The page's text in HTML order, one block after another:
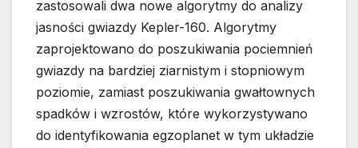
zastosowali dwa nowe algorytmy do analizy
jasności gwiazdy Kepler-160. Algorytmy
zaprojektowano do poszukiwania pociemnień
gwiazdy na bardziej ziarnistym i stopniowym
poziomie, zamiast poszukiwania gwałtownych
spadków i wzrostów, które wykorzystywano
do identyfikowania egzoplanet w tym układzie